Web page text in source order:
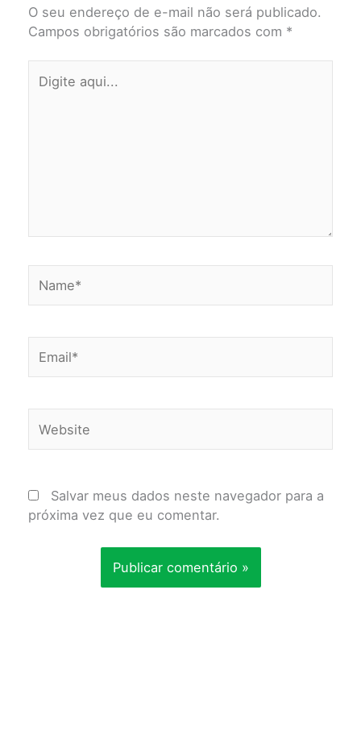
O seu endereço de e-mail não será publicado.
Campos obrigatórios são marcados com *
aqui...
Salvar meus dados neste navegador para a
próxima vez que eu comentar.